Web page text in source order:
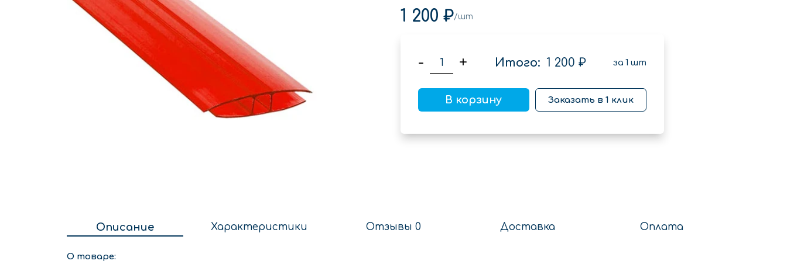
1 200 ₽/шт
- + Итого: 1 200 ₽ за 1 шт
В корзину Заказать в 1 клик
Описание Характеристики Отзывы 0 Доставка Оплата
О товаре: